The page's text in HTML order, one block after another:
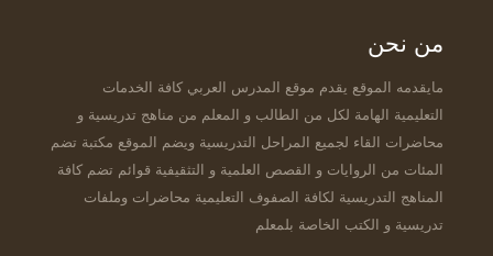
من نحن
مايقدمه الموقع يقدم موقع المدرس العربي كافة الخدمات
التعليمية الهامة لكل من الطالب و المعلم من مناهج تدريسية و
محاضرات القاء لجميع المراحل التدريسية ويضم الموقع مكتبة تضم
المئات من الروايات و القصص العلمية و التثقيفية قوائم تضم كافة
المناهج التدريسية لكافة الصفوف التعليمية محاضرات وملفات
تدريسية و الكتب الخاصة بلمعلم